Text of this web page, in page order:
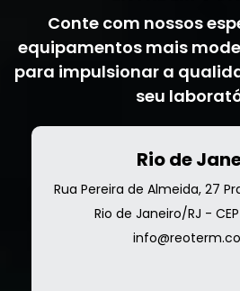
Conte com nossos
equipamentos mais
para impulsionar a
seu
Rio de
Rua Pereira de Almeida, 27
Rio de Janeiro/RJ -